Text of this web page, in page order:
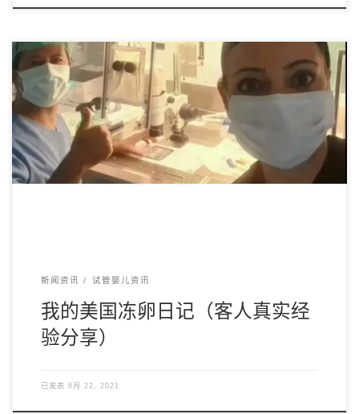
“疫情期间在家，一直想和朋友们分享一下冻卵的过程和经
验，毕竟现在冻卵已经不算什么了。” 客人今年32 […]
新闻资讯 试管婴儿资讯
我的美国冻卵日记（客人真实经
验分享）
已发表 6月 22, 2021